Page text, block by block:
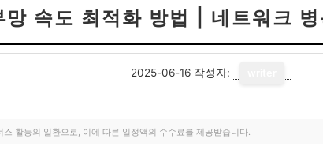
망 속도 최적화 방법 | 네트워크
2025-06-16 작성자:
스 활동의 일환으로, 이에 따른 일정액의 수수료를 제공받습니다.